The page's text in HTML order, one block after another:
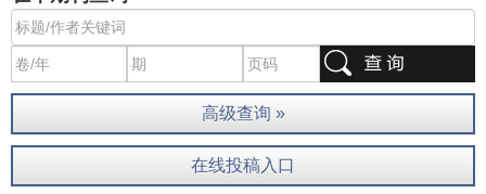
高级查询 »
在线投稿入口